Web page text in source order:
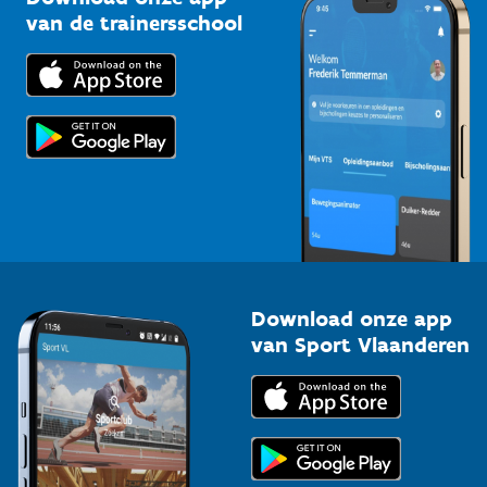
Bedrijven
Trainers en begeleiders
Topsporters
Downloads
Voor de pers
van de trainersschool
Download onze app
van Sport Vlaanderen